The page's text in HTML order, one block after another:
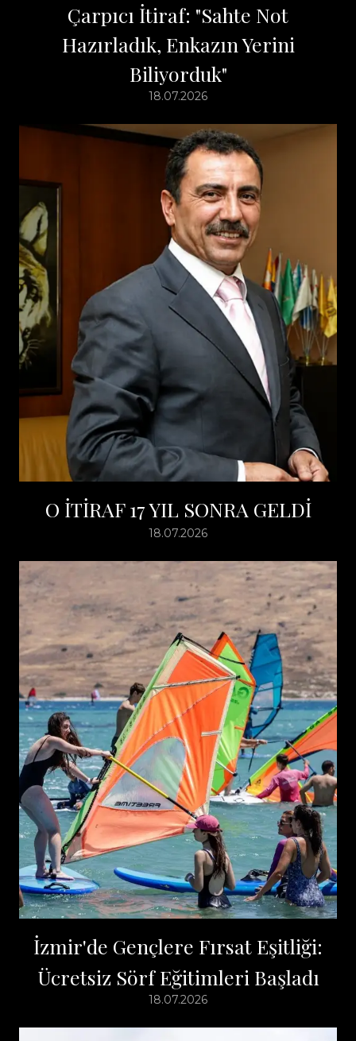
Çarpıcı İtiraf: "Sahte Not
Hazırladık, Enkazın Yerini
Biliyorduk"
18.07.2026
O İTİRAF 17 YIL SONRA GELDİ
18.07.2026
İzmir'de Gençlere Fırsat Eşitliği:
Ücretsiz Sörf Eğitimleri Başladı
18.07.2026